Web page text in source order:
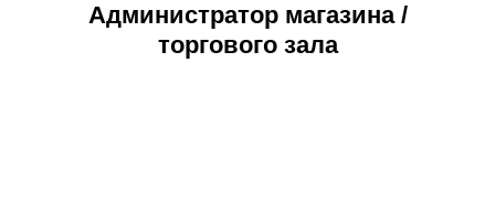
Администратор магазина /
торгового зала